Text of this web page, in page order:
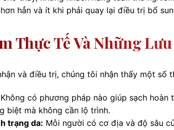
hẳn và ít khi phải quay lại điều trị bổ
Thực Tế Và Những
và điều trị, chúng tôi nhận thấy một số
Không có phương pháp nào giúp sạch
biệt mà không cần lộ trình.
trạng da: Mỗi người có cơ địa và độ sâu